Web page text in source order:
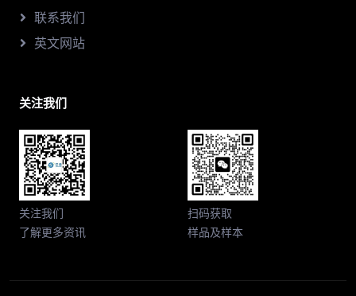
联系我们
英文网站
关注我们
关注我们
了解更多资讯
扫码获取
样品及样本